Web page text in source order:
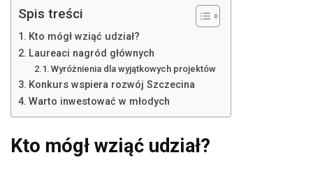
Spis treści
Kto mógł wziąć udział?
Laureaci nagród głównych
Wyróżnienia dla wyjątkowych projektów
Konkurs wspiera rozwój Szczecina
Warto inwestować w młodych
Kto mógł wziąć udział?